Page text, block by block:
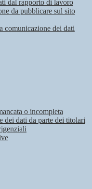
dal rapporto di lavoro
da pubblicare sul sito
comunicazione dei dati
o incompleta
dei dati da parte dei titolari